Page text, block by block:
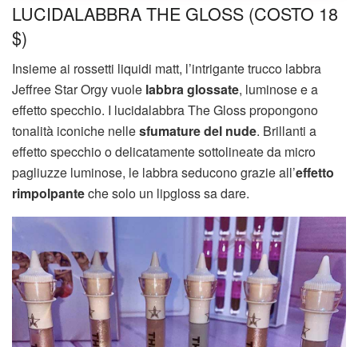
LUCIDALABBRA THE GLOSS (COSTO 18
$)
Insieme ai rossetti liquidi matt, l’intrigante trucco labbra
Jeffree Star Orgy vuole labbra glossate, luminose e a
effetto specchio. I lucidalabbra The Gloss propongono
tonalità iconiche nellesfumature del nude. Brillanti a
effetto specchio o delicatamente sottolineate da micro
pagliuzze luminose, le labbra seducono grazie all’effetto
rimpolpanteche solo un lipgloss sa dare.